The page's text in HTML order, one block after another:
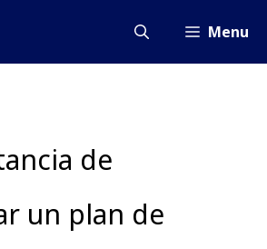
Menu
de
un plan de